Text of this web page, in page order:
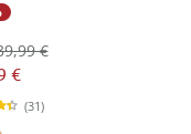
€
€
(31)